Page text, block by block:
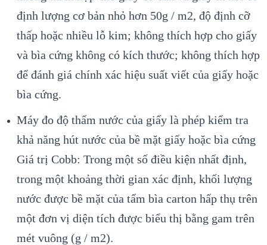
định lượng cơ bản nhỏ hơn 50g / m2, độ định cỡ
thấp hoặc nhiều lỗ kim; không thích hợp cho giấy
và bìa cứng không có kích thước; không thích hợp
để đánh giá chính xác hiệu suất viết của giấy hoặc
bìa cứng.
Máy đo độ thấm nước của giấy là phép kiểm tra
khả năng hút nước của bề mặt giấy hoặc bìa cứng
Giá trị Cobb: Trong một số điều kiện nhất định,
trong một khoảng thời gian xác định, khối lượng
nước được bề mặt của tấm bìa carton hấp thụ trên
một đơn vị diện tích được biểu thị bằng gam trên
mét vuông (g / m2).